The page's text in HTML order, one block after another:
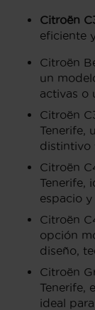
Citroën
eficiente
Citroën
un
activas o
Citroën
Tenerife,
distintivo
Citroën
Tenerife,
espacio
Citroën
opción
diseño,
Citroën
Tenerife,
ideal